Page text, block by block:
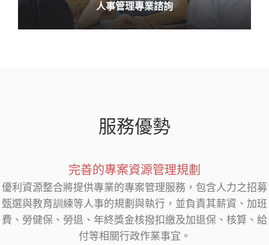
人事管理專業諮詢
服務優勢
完善的專案資源管理規劃
優利資源整合將提供專業的專案管理服務，包含人力之招募
甄選與教育訓練等人事的規劃與執行，並負責其薪資、加班
費、勞健保、勞退、年終獎金核撥扣繳及加退保、核算、給
付等相關行政作業事宜。